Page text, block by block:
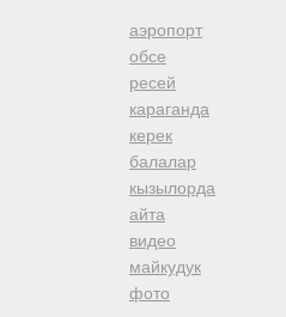
аэропорт
обсе
ресей
караганда
керек
балалар
кызылорда
айта
видео
майкудук
фото